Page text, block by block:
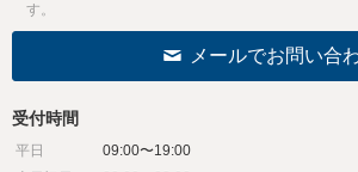
す。
メールでお問い合
受付時間
平日
09:00〜19:00